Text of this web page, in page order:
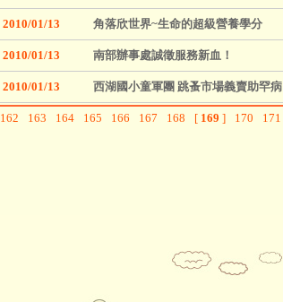
2010/01/13 角落欣世界~生命的超級營養學分
2010/01/13 南部辦事處誠徵服務新血！
2010/01/13 西湖國小童軍團 跳蚤市場義賣助罕病
162 163 164 165 166 167 168 [ 169 ] 170 171